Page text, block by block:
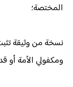
المختصة؛
نسخة من وثيقة
ومكفولي الأمة أو